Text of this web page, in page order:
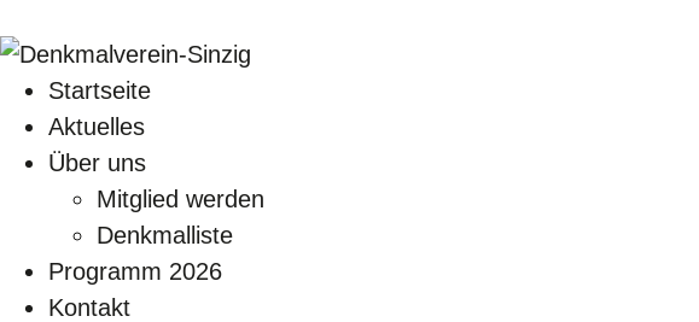
Startseite
Aktuelles
Über uns
Mitglied werden
Denkmalliste
Programm 2026
Kontakt